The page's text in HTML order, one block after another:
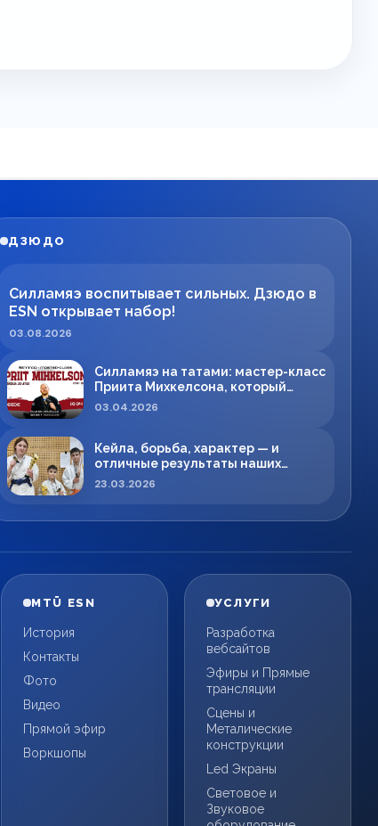
ДЗЮДО
Силламяэ воспитывает сильных. Дзюдо в
ESN открывает набор!
03.08.2026
Силламяэ на татами: мастер-класс
Приита Михкелсона, который
меняет правила игры в регионе
03.04.2026
Кейла, борьба, характер — и
отличные результаты наших
спортсменов!
23.03.2026
MTÜ ESN
История
Контакты
Фото
Видео
Прямой эфир
Воркшопы
УСЛУГИ
Разработка
вебсайтов
Эфиры и Прямые
трансляции
Сцены и
Металические
конструкции
Led Экраны
Световое и
Звуковое